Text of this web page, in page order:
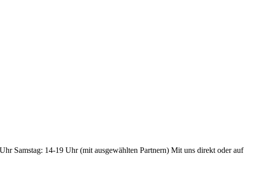
Samstag: 14-19 Uhr (mit ausgewählten Partnern) Mit uns direkt oder auf